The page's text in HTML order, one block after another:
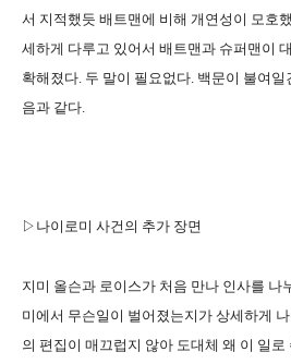
서 지적했듯 배트맨에 비해 개연성이 모호
세하게 다루고 있어서 배트맨과 슈퍼맨이
확해졌다. 두 말이 필요없다. 백문이 불여
음과 같다.
▷나이로미 사건의 추가 장면
지미 올슨과 로이스가 처음 만나 인사를 나
미에서 무슨일이 벌어졌는지가 상세하게
의 편집이 매끄럽지 않아 도대체 왜 이 일